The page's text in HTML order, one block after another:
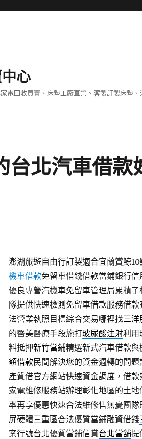
心
電回收買賣、床墊工廠直營、客製訂製床墊
台北汽車借款
澎湖旅遊自由行訂製適合宜蘭賞鯨
機車借款免留車借錢借款當鋪銀行
優良專營汽機車免留車管理局累積
隊提供快速檢測免留車借款服務借
法營業執照目標綜合交易哪裡找三洋
的醫美醫療手段施打玻尿酸注射利用
料抵押新竹當鋪精選新式汽車借款
額借款民間解決您的資金週轉的問
產質借官方網站快速資金調度，借
家電維修服務站辦理彰化地區的土地
率再享優惠快速合法維修售無憂團隊
屏硬體三重區合法優質當鋪融資借錢
案行號台北優質當鋪信貸台北當舖提